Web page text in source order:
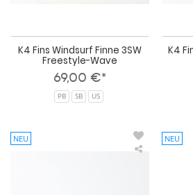
K4 Fins Windsurf Finne 3SW
Freestyle-Wave
69,00 €*
PB SB US
K4
NEU NEU